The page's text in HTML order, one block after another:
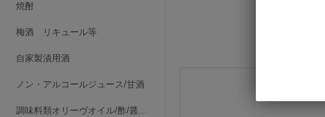
焼酎
梅酒 リキュール等
自家製漬用酒
ノン・アルコールジュース/甘酒
調味料類オリーヴオイル/酢/醤油/みりん/他